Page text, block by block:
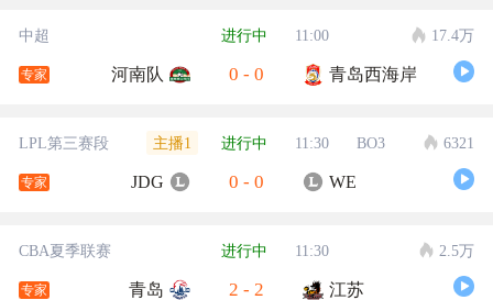
中超 进行中 11:00 17.4万
专家 河南队 0 - 0 青岛西海岸
LPL第三赛段 主播1 进行中 11:30 BO3 6321
专家 JDG 0 - 0 WE
CBA夏季联赛 进行中 11:30 2.5万
专家 青岛 2 - 2 江苏